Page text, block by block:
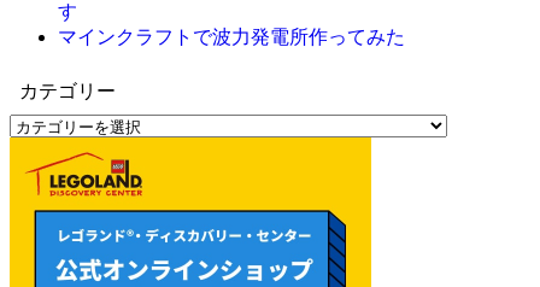
す
マインクラフトで波力発電所作ってみた
カテゴリー
カ
ゴ